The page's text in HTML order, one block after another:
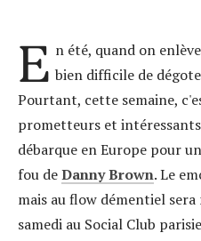
E n été, quand on
bien difficile de
Pourtant, cette semaine,
prometteurs et
débarque en Europe pour
fou deDanny Brown. Le
mais au flow démentiel
samedi au Social Club